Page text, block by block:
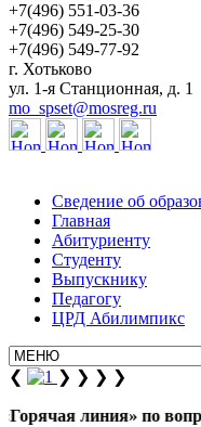
+7(496) 551-03-36
+7(496) 549-25-30
+7(496) 549-77-92
г. Хотьково
ул. 1-я Станционная, д. 1
mo_spset@mosreg.ru
Сведение об
Главная
Абитуриенту
Студенту
Выпускнику
Педагогу
ЦРД Абилимпикс
❮ ❯ ❯ ❯ ❯
линия» по